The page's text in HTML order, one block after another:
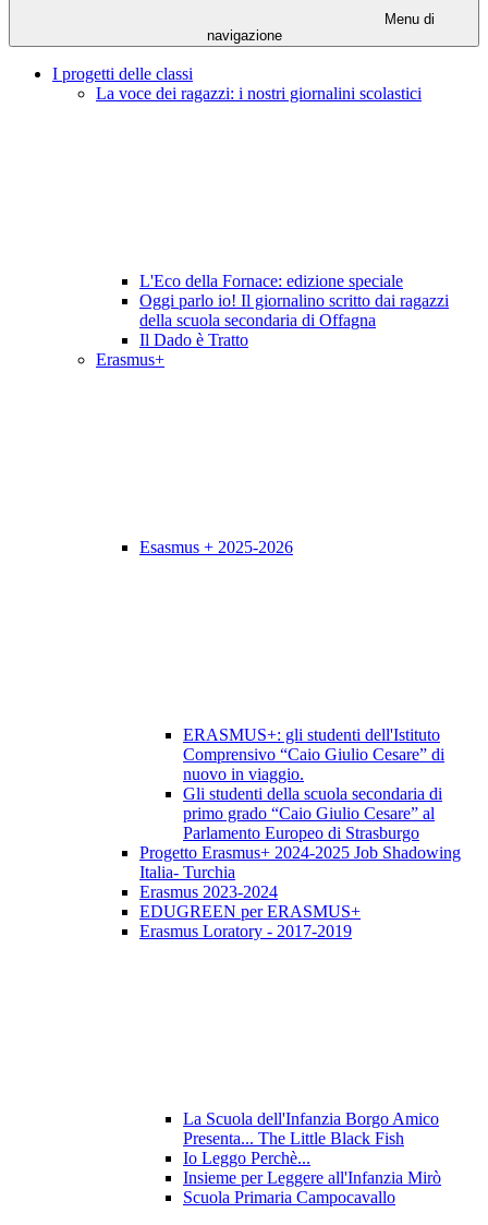
Menu di
navigazione
I progetti delle classi
La voce dei ragazzi: i nostri giornalini scolastici
L'Eco della Fornace: edizione speciale
Oggi parlo io! Il giornalino scritto dai ragazzi
della scuola secondaria di Offagna
Il Dado è Tratto
Erasmus+
Esasmus + 2025-2026
ERASMUS+: gli studenti dell'Istituto
Comprensivo “Caio Giulio Cesare” di
nuovo in viaggio.
Gli studenti della scuola secondaria di
primo grado “Caio Giulio Cesare” al
Parlamento Europeo di Strasburgo
Progetto Erasmus+ 2024-2025 Job Shadowing
Italia- Turchia
Erasmus 2023-2024
EDUGREEN per ERASMUS+
Erasmus Loratory - 2017-2019
La Scuola dell'Infanzia Borgo Amico
Presenta... The Little Black Fish
Io Leggo Perchè...
Insieme per Leggere all'Infanzia Mirò
Scuola Primaria Campocavallo